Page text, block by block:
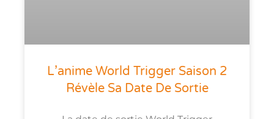
L’anime World Trigger Saison 2
Révèle Sa Date De Sortie